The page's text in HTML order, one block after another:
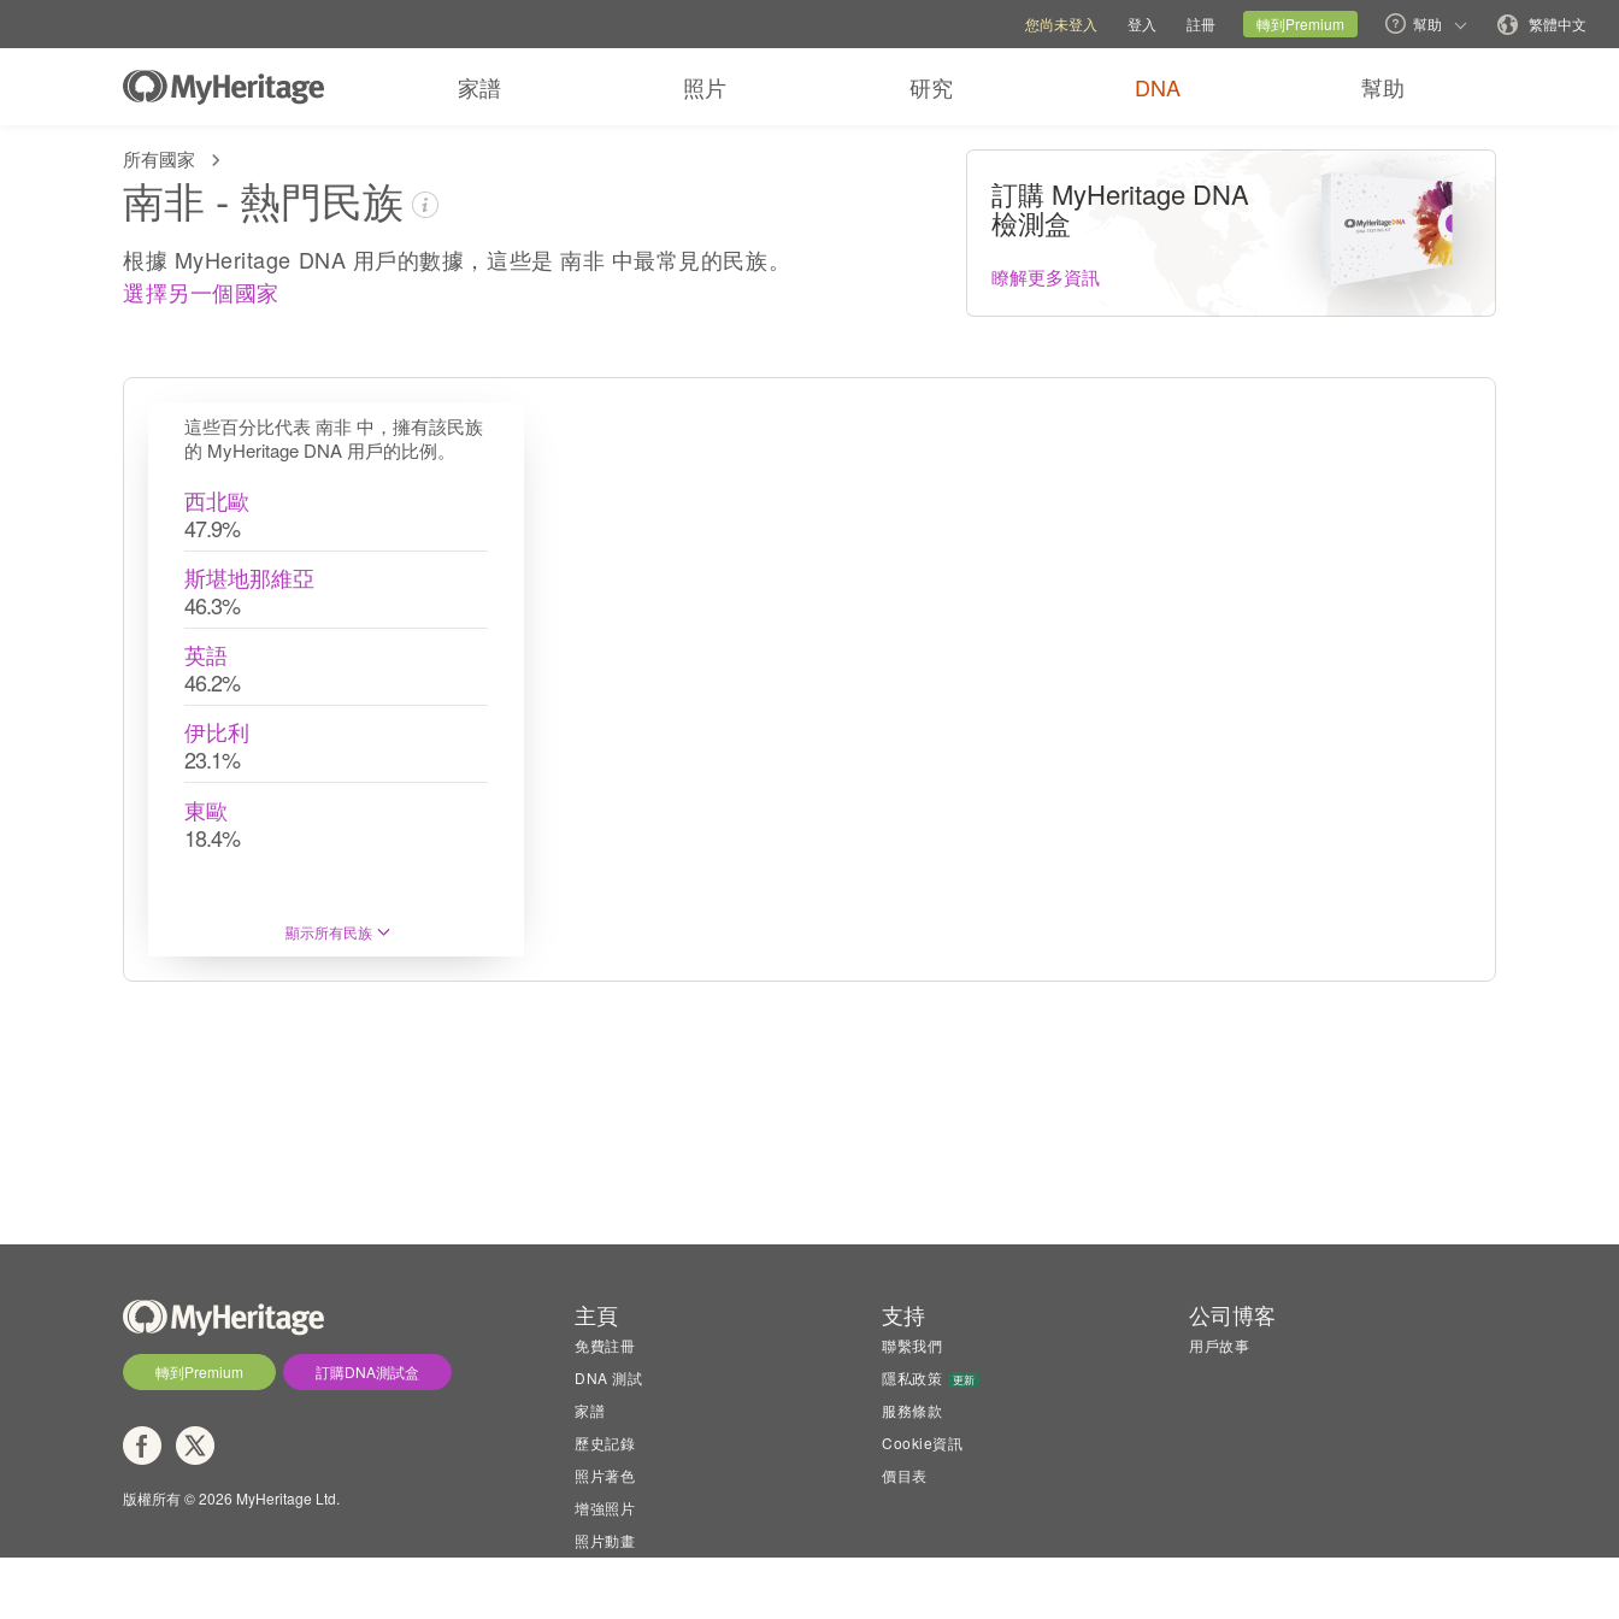
目前網站更改語言
您尚未登入 登入 註冊 轉到Premium 幫助 繁體中文
家譜 照片 研究 DNA 幫助
所有國家
南非 - 熱門民族
根據 MyHeritage DNA 用戶的數據，這些是 南非 中最常見的民族。
選擇另一個國家
訂購 MyHeritage DNA
檢測盒
瞭解更多資訊
這些百分比代表 南非 中，擁有該民族
的 MyHeritage DNA 用戶的比例。
西北歐
47.9%
斯堪地那維亞
46.3%
英語
46.2%
伊比利
23.1%
東歐
18.4%
顯示所有民族
轉到Premium 訂購DNA測試盒
版權所有 © 2026 MyHeritage Ltd.
主頁
免費註冊
DNA 測試
家譜
歷史記錄
照片著色
增強照片
照片動畫
支持
聯繫我們
隱私政策
更新
服務條款
Cookie資訊
價目表
公司博客
用戶故事